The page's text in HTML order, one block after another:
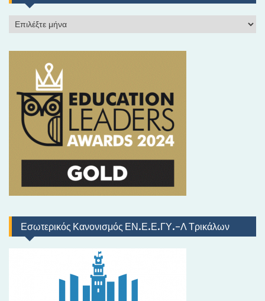
Εσωτερικός Κανονισμός ΕΝ.Ε.Ε.ΓΥ.-Λ Τρικάλων